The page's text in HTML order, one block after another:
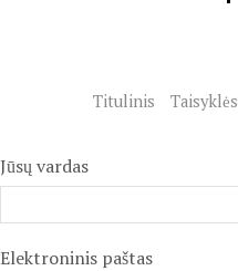
Titulinis Taisyklės
Jūsų vardas
Elektroninis paštas